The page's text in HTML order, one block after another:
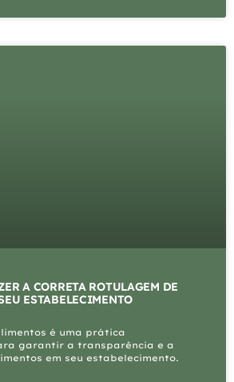
A CORRETA ROTULAGEM DE
ESTABELECIMENTO
é uma prática
garantir a transparência e a
em seu estabelecimento.